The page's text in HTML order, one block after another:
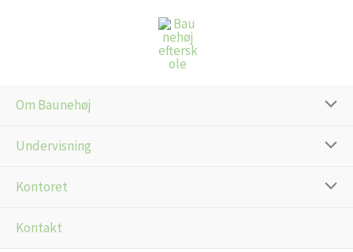
Om Baunehøj
Undervisning
Kontoret
Kontakt